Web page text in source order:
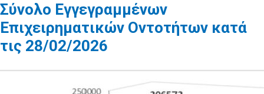
Σύνολο Εγγεγραμμένων
Επιχειρηματικών Οντοτήτων κατά
τις 28/02/2026